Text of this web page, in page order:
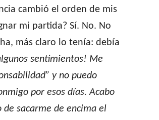
cambió el orden de mis
mi partida? Sí. No. No
más claro lo tenía: debía
sentimientos! Me
y no puedo
por esos días. Acabo
sacarme de encima el